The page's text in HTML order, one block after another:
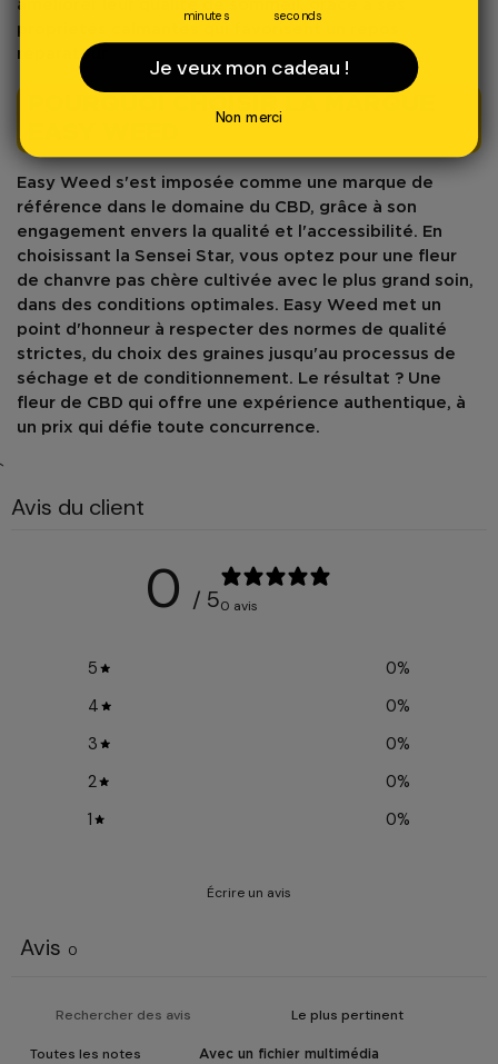
améliorer leur qualité de sommeil, grâce à ses
propriétés calmantes qui favorisent un repos
réparateur.
Easy Weed
s'est imposée comme une marque de
référence dans le domaine du CBD, grâce à son
engagement envers la qualité et l'accessibilité. En
choisissant la Sensei Star, vous optez pour une fleur
de chanvre pas chère cultivée avec le plus grand soin,
dans des conditions optimales. Easy Weed met un
point d'honneur à respecter des normes de qualité
strictes, du choix des graines jusqu'au processus de
séchage et de conditionnement. Le résultat ? Une
fleur de CBD qui offre une expérience authentique, à
un prix qui défie toute concurrence.
`
Avis du client
0 / 50 avis
5 0%
4
0%
3
0%
2
0%
1
0%
Écrire un avis
Avis 0
Avec un fichier multimédia
minutes seconds
Je veux mon cadeau !
Non merci